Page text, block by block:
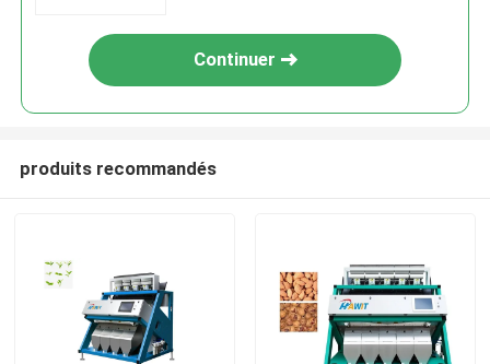
Continuer
produits recommandés